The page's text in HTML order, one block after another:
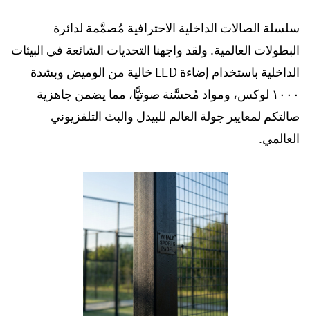
سلسلة الصالات الداخلية الاحترافية مُصمَّمة لدائرة
البطولات العالمية. ولقد واجهنا التحديات الشائعة في البيئات
الداخلية باستخدام إضاءة LED خالية من الوميض وبشدة
١٠٠٠ لوكس، ومواد مُحسَّنة صوتيًّا، مما يضمن جاهزية
صالتكم لمعايير جولة العالم للبيدل والبث التلفزيوني
العالمي.